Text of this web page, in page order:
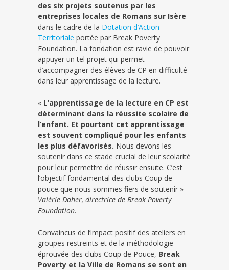
des six projets soutenus par les
entreprises locales de Romans sur Isère
dans le cadre de la Dotation d’Action
Territoriale portée par Break Poverty
Foundation. La fondation est ravie de pouvoir
appuyer un tel projet qui permet
d’accompagner des élèves de CP en difficulté
dans leur apprentissage de la lecture.
« L’apprentissage de la lecture en CP est
déterminant dans la réussite scolaire de
l’enfant. Et pourtant cet apprentissage
est souvent compliqué pour les enfants
les plus défavorisés. Nous devons les
soutenir dans ce stade crucial de leur scolarité
pour leur permettre de réussir ensuite. C’est
l’objectif fondamental des clubs Coup de
pouce que nous sommes fiers de soutenir » –
Valérie Daher, directrice de Break Poverty
Foundation.
Convaincus de l’impact positif des ateliers en
groupes restreints et de la méthodologie
éprouvée des clubs Coup de Pouce, Break
Poverty et la Ville de Romans se sont en